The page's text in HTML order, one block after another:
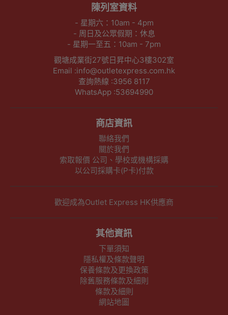
陳列室資料
- 星期六：10am - 4pm
- 周日及公眾假期：休息
- 星期一至五：10am - 7pm
觀塘成業街27號日昇中心3樓302室
Email :info@outletexpress.com.hk
查詢熱線 :3956 8117
WhatsApp :53694990
商店資訊
聯絡我們
關於我們
索取報價 公司、學校或機構採購
以公司採購卡(P卡)付款
歡迎成為Outlet Express HK供應商
其他資訊
下單須知
隱私權及條款聲明
保養條款及更換政策
除舊服務條款及細則
條款及細則
網站地圖